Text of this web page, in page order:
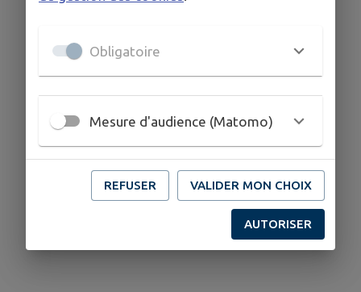
Obligatoire
Mesure d'audience (Matomo)
REFUSER VALIDER MON CHOIX
AUTORISER